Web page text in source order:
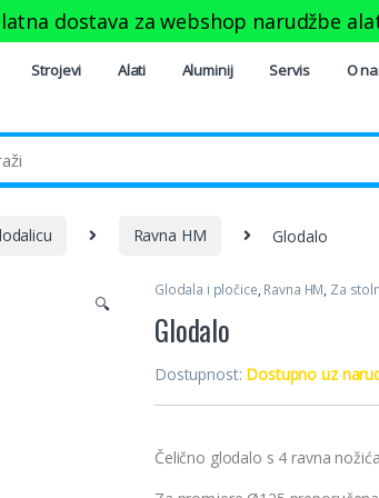
Strojevi Alati Aluminij Servis O
Ravna HM Glodalo
🔍
Glodala i pločice, Ravna HM, Za
Glodalo
Dostupnost: Dostupno uz
Čelično glodalo s 4 ravna
dostava za webshop narudžbe